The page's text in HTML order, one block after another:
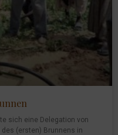
sich eine Delegation von
(ersten) Brunnens in